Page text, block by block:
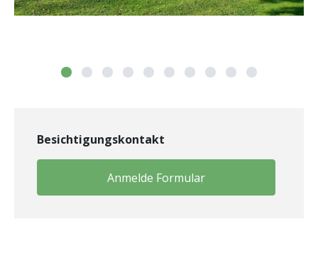
Besichtigungskontakt
Anmelde Formular